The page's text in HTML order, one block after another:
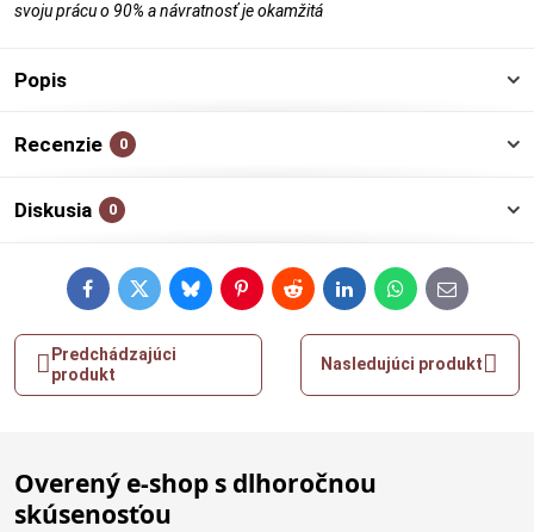
svoju prácu o 90% a návratnosť je okamžitá
Popis
Recenzie 0
Diskusia 0
FacebookTwitterBlueskyPinterestRedditLinkedInWhatsApp
E-
mail
Predchádzajúci
produkt
Nasledujúci produkt
Overený e-shop s dlhoročnou
skúsenosťou